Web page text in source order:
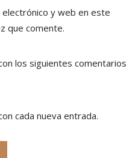
y web en este
que comente.
los siguientes comentarios
cada nueva entrada.